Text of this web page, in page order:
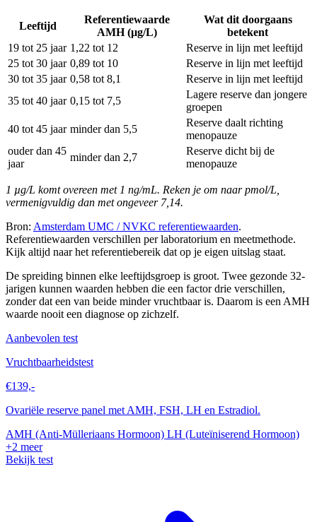
Leeftijd
Referentiewaarde
AMH (µg/L)
Wat dit doorgaans
betekent
19 tot 25 jaar 1,22 tot 12
Reserve in lijn met leeftijd
25 tot 30 jaar 0,89 tot 10
Reserve in lijn met leeftijd
30 tot 35 jaar 0,58 tot 8,1
Reserve in lijn met leeftijd
35 tot 40 jaar 0,15 tot 7,5
Lagere reserve dan jongere
groepen
40 tot 45 jaar minder dan 5,5
Reserve daalt richting
menopauze
ouder dan 45
jaar
minder dan 2,7
Reserve dicht bij de
menopauze
1 µg/L komt overeen met 1 ng/mL. Reken je om naar pmol/L,
vermenigvuldig dan met ongeveer 7,14.
Bron: Amsterdam UMC / NVKC referentiewaarden.
Referentiewaarden verschillen per laboratorium en meetmethode.
Kijk altijd naar het referentiebereik dat op je eigen uitslag staat.
De spreiding binnen elke leeftijdsgroep is groot. Twee gezonde 32-
jarigen kunnen waarden hebben die een factor drie verschillen,
zonder dat een van beide minder vruchtbaar is. Daarom is een AMH
waarde nooit een diagnose op zichzelf.
Aanbevolen test
Vruchtbaarheidstest
€139,-
Ovariële reserve panel met AMH, FSH, LH en Estradiol.
AMH (Anti-Mülleriaans Hormoon) LH (Luteïniserend Hormoon)
+2 meer
Bekijk test